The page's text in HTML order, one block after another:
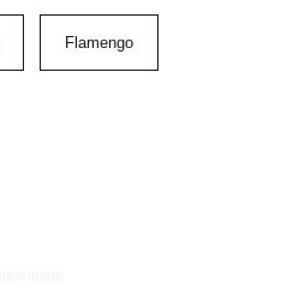
Flamengo